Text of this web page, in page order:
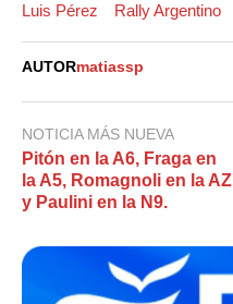
Luis Pérez
Rally Argentino
AUTORmatiassp
NOTICIA MÁS NUEVA
Pitón en la A6, Fraga en
la A5, Romagnoli en la AZ
y Paulini en la N9.